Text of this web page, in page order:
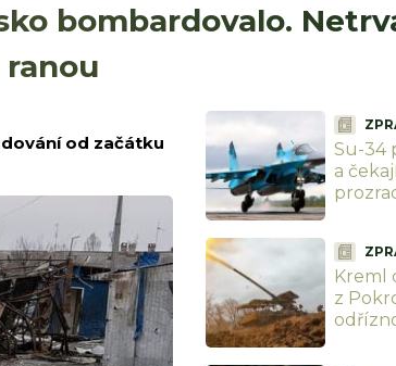
bombardovalo.
od začátku
Su-34
a
Kreml
z